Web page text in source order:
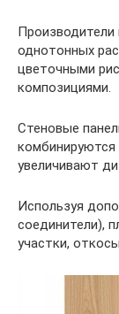
однотонных
цветочными
композициями.
Стеновые
увеличивают
Используя
соединители),
участки,